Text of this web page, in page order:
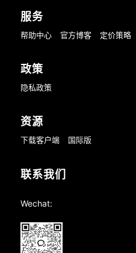
服务
帮助中心 官方博客 定价策略
政策
隐私政策
资源
下载客户端 国际版
联系我们
Wechat: